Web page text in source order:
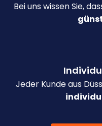
Bei uns wissen Sie,
Jeder Kunde aus